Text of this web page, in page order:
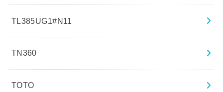
TL385UG1#N11
TN360
TOTO